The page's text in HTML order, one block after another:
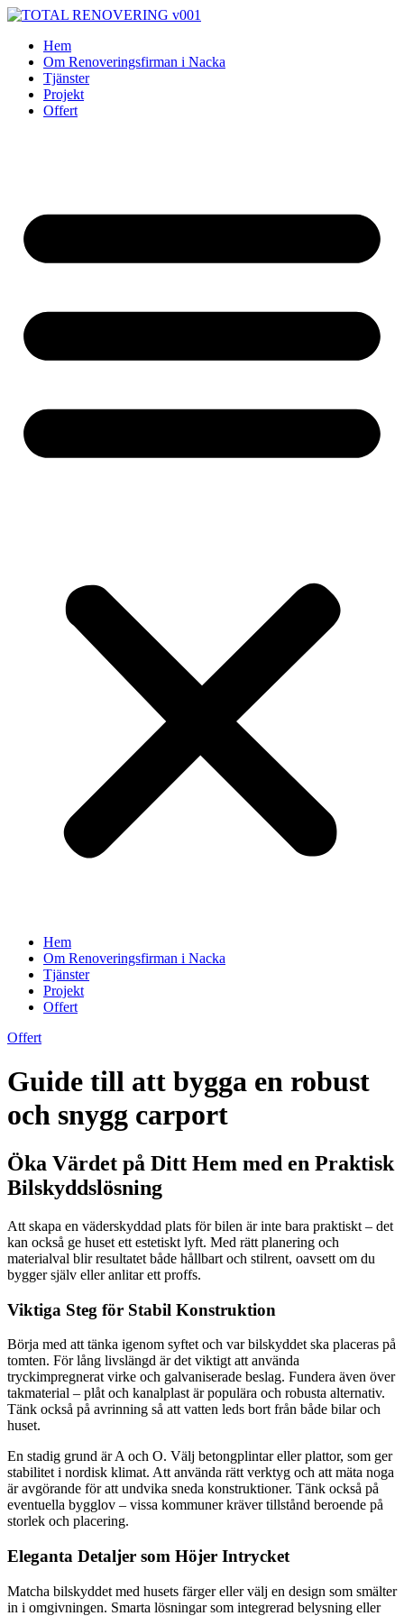
Skip
contentHem
Om Renoveringsfirman i Nacka
Tjänster
Projekt
Offert
Hem
Om Renoveringsfirman i Nacka
Tjänster
Projekt
Offert
Offert
Guide till att bygga en robust
och snygg carport
Öka Värdet på Ditt Hem med en Praktisk
Bilskyddslösning
Att skapa en väderskyddad plats för bilen är inte bara praktiskt – det
kan också ge huset ett estetiskt lyft. Med rätt planering och
materialval blir resultatet både hållbart och stilrent, oavsett om du
bygger själv eller anlitar ett proffs.
Viktiga Steg för Stabil Konstruktion
Börja med att tänka igenom syftet och var bilskyddet ska placeras på
tomten. För lång livslängd är det viktigt att använda
tryckimpregnerat virke och galvaniserade beslag. Fundera även över
takmaterial – plåt och kanalplast är populära och robusta alternativ.
Tänk också på avrinning så att vatten leds bort från både bilar och
huset.
En stadig grund är A och O. Välj betongplintar eller plattor, som ger
stabilitet i nordisk klimat. Att använda rätt verktyg och att mäta noga
är avgörande för att undvika sneda konstruktioner. Tänk också på
eventuella bygglov – vissa kommuner kräver tillstånd beroende på
storlek och placering.
Eleganta Detaljer som Höjer Intrycket
Matcha bilskyddet med husets färger eller välj en design som smälter
in i omgivningen. Smarta lösningar som integrerad belysning eller